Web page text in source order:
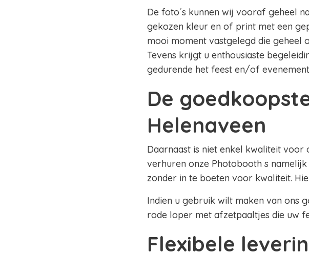
De foto´s kunnen wij vooraf geheel
gekozen kleur en of print met een
mooi moment vastgelegd die geheel
Tevens krijgt u enthousiaste
gedurende het feest en/of
De
Helenaveen
Daarnaast is niet enkel kwaliteit
verhuren onze Photobooth s
zonder in te boeten voor kwaliteit.
Indien u gebruik wilt maken van ons
rode loper met afzetpaaltjes die uw
Flexibele